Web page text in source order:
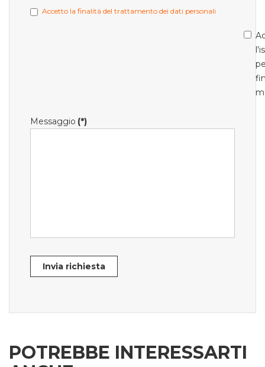
Accetto la finalità del trattamento dei dati personali
Messaggio (*)
Invia richiesta
POTREBBE INTERESSARTI